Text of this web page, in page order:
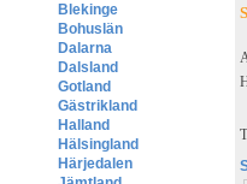
Blekinge
Bohuslän
Dalarna
Dalsland
Gotland
Gästrikland
Halland
Hälsingland
Härjedalen